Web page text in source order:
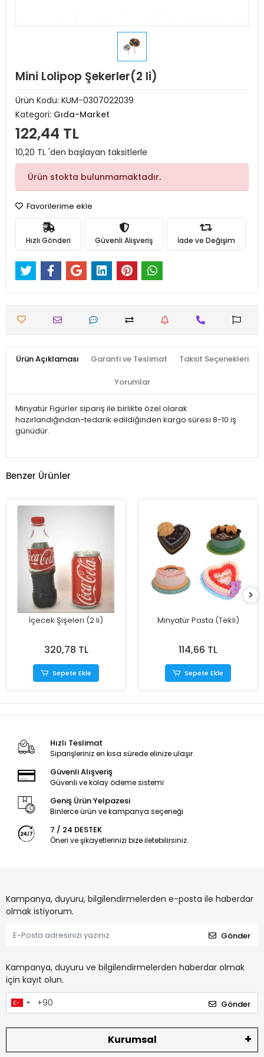
Mini Lolipop Şekerler(2 li)
Ürün Kodu: KUM-0307022039
Kategori: Gıda-Market
122,44 TL
10,20 TL 'den başlayan taksitlerle
Ürün stokta bulunmamaktadır.
Favorilerime ekle
Hızlı Gönderi Güvenli Alışveriş İade ve Değişim
Ürün Açıklaması Garanti ve Teslimat Taksit Seçenekleri
Yorumlar
Minyatür Figürler sipariş ile birlikte özel olarak
hazırlandığından-tedarik edildiğinden kargo süresi 8-10 iş
günüdür.
Benzer Ürünler
İçecek Şişeleri (2 li)
320,78 TL
Sepete Ekle
Minyatür Pasta (Tekli)
114,66 TL
Sepete Ekle
Hızlı Teslimat
Siparişleriniz en kısa sürede elinize ulaşır.
Güvenli Alışveriş
Güvenli ve kolay ödeme sistemi
Geniş Ürün Yelpazesi
Binlerce ürün ve kampanya seçeneği
7 / 24 DESTEK
Öneri ve şikayetlerinizi bize iletebilirsiniz.
Kampanya, duyuru, bilgilendirmelerden e-posta ile haberdar
olmak istiyorum.
Gönder
Kampanya, duyuru ve bilgilendirmelerden haberdar olmak
için kayıt olun.
Gönder
Kurumsal